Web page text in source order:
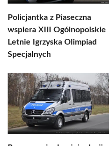
Policjantka z Piaseczna
wspiera XIII Ogólnopolskie
Letnie Igrzyska Olimpiad
Specjalnych